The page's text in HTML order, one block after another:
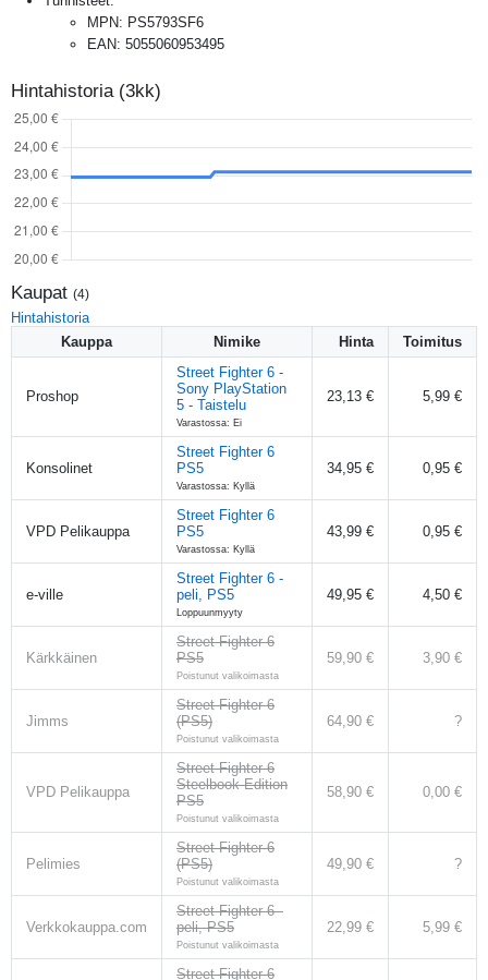
MPN: PS5793SF6
EAN: 5055060953495
Hintahistoria (3kk)
Kaupat (4)
Hintahistoria
Kauppa
Nimike Hinta Toimitus
Proshop
Street Fighter 6 -
Sony PlayStation
5 - Taistelu
Varastossa: Ei
23,13 € 5,99 €
Konsolinet
Street Fighter 6
PS5
Varastossa: Kyllä
34,95 € 0,95 €
VPD Pelikauppa
Street Fighter 6
PS5
Varastossa: Kyllä
43,99 € 0,95 €
e-ville
Street Fighter 6 -
peli, PS5
Loppuunmyyty
49,95 € 4,50 €
Kärkkäinen
Street Fighter 6
PS5
Poistunut valikoimasta
59,90 € 3,90 €
Jimms
Street Fighter 6
(PS5)
Poistunut valikoimasta
64,90 € ?
VPD Pelikauppa
Street Fighter 6
Steelbook Edition
PS5
Poistunut valikoimasta
58,90 € 0,00 €
Pelimies
Street Fighter 6
(PS5)
Poistunut valikoimasta
49,90 € ?
Verkkokauppa.com
Street Fighter 6 -
peli, PS5
Poistunut valikoimasta
22,99 € 5,99 €
Street Fighter 6